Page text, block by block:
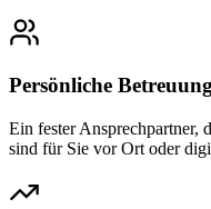
Persönliche Betreuung
Ein fester
sind für Sie vor Ort oder